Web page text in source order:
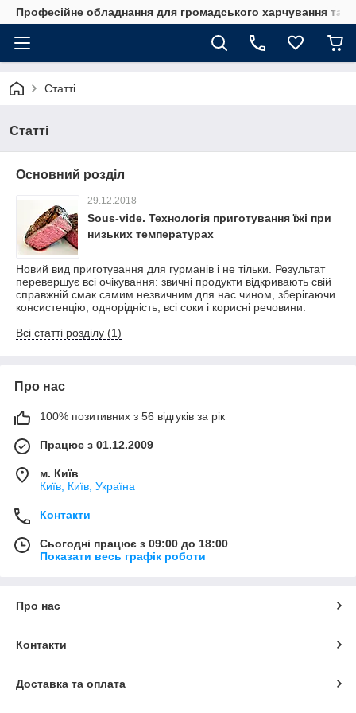
Професійне обладнання для громадського харчування та
Статті
Статті
Основний розділ
29.12.2018
Sous-vide. Технологія приготування їжі при
низьких температурах
Новий вид приготування для гурманів і не тільки. Результат
перевершує всі очікування: звичні продукти відкривають свій
справжній смак самим незвичним для нас чином, зберігаючи
консистенцію, однорідність, всі соки і корисні речовини.
Всі статті розділу (1)
Про нас
100% позитивних з 56 відгуків за рік
Працює з 01.12.2009
м. Київ
Київ, Київ, Україна
Контакти
Сьогодні працює з 09:00 до 18:00
Показати весь графік роботи
Про нас
Контакти
Доставка та оплата